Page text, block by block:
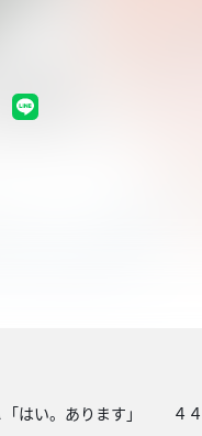
「はい。あります」 ４